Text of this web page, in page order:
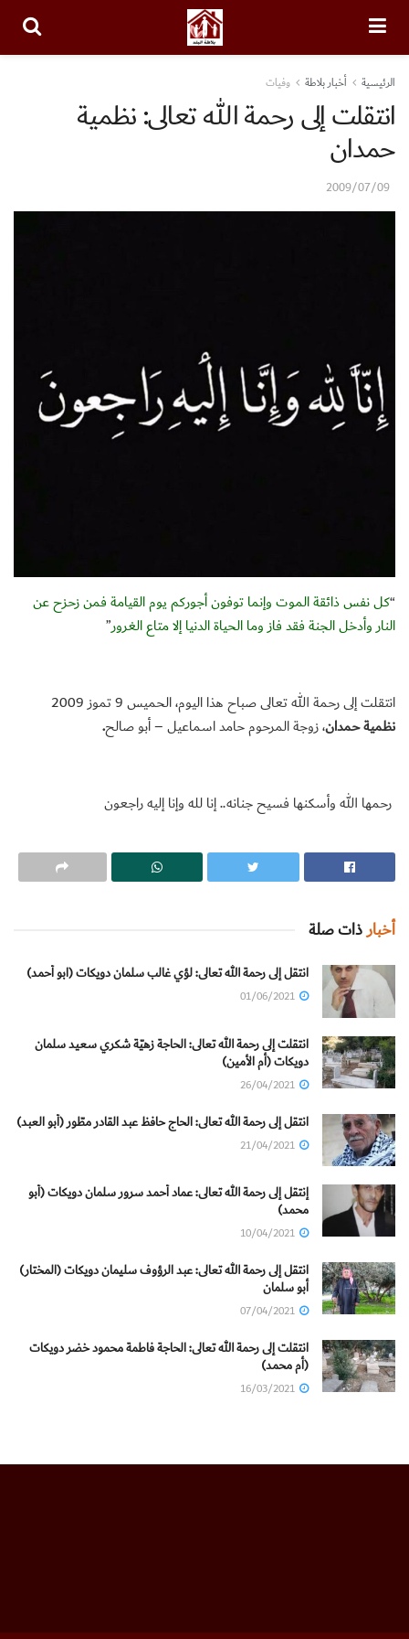
الرئيسية أخبار بلاطة وفيات
انتقلت إلى رحمة الله تعالى: نظمية
حمدان
2009/07/09
“كل نفس ذائقة الموت وإنما توفون أجوركم يوم القيامة فمن زحزح عن
النار وأدخل الجنة فقد فاز وما الحياة الدنيا إلا متاع الغرور”
انتقلت إلى رحمة الله تعالى صباح هذا اليوم، الحميس 9 تموز 2009
نظمية حمدان، زوجة المرحوم حامد اسماعيل – أبو صالح.
رحمها الله وأسكنها فسيح جنانه.. إنا لله وإنا إليه راجعون
ذات صلةأخبار
انتقل إلى رحمة الله تعالى: لؤي غالب سلمان دويكات (ابو أحمد)
انتقلت إلى رحمة الله تعالى: الحاجة زهيّة شكري سعيد سلمان
دويكات (أم الأمين)
انتقل إلى رحمة الله تعالى: الحاج حافظ عبد القادر مطّور (أبو العبد)
إنتقل إلى رحمة الله تعالى: عماد أحمد سرور سلمان دويكات (أبو
محمد)
انتقل إلى رحمة الله تعالى: عبد الرؤوف سليمان دويكات (المختار)
أبو سلمان
انتقلت إلى رحمة الله تعالى: الحاجة فاطمة محمود خضر دويكات
(أم محمد)